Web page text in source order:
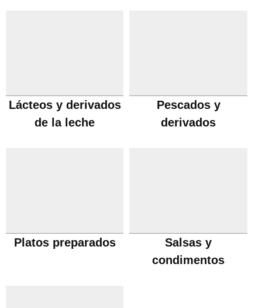
Lácteos y derivados
de la leche
Pescados y
derivados
Platos preparados
Salsas y
condimentos